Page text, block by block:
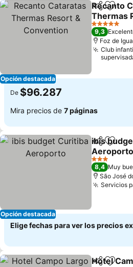
Opción destacada
Compartir
Recanto
Thermas
Convention
Ver precios
5 Estrellas
9,3
Foz de
Club
De $96.287
Mira precios de 7 páginas
Opción destacada
Compartir
ibis
Aeroporto
Ver precios
3 Estrellas
8,4 Muy
São José
Servicios
Elige fechas para ver los precios
Hotel